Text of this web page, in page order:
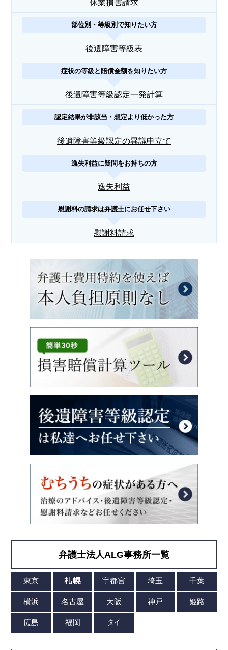
休業損害請求
部位別・等級別で知りたい方
後遺障害等級表
症状の等級と賠償金額を知りたい方
後遺障害等級認定一発計算
認定結果が非該当・想定より低かった方
後遺障害等級認定の異議申立て
逸失利益に疑問をお持ちの方
逸失利益
慰謝料の請求は弁護士にお任せ下さい
慰謝料請求
弁護士法人ALG事務所一覧